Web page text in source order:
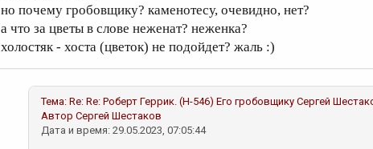
но почему гробовщику? каменотесу, очевидно, нет?
а что за цветы в слове неженат? неженка?
холостяк - хоста (цветок) не подойдет? жаль :)
Тема: Re: Re: Роберт Геррик. (Н-546) Его гробовщику Сергей
Автор Сергей Шестаков
Дата и время: 29.05.2023, 07:05:44